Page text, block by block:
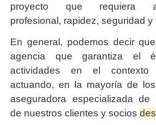
proyecto que requiera
profesional, rapidez, seguridad y
En general, podemos decir que
agencia que garantiza el
actividades en el contexto
actuando, en la mayoría de
aseguradora especializada de
de nuestros clientes y socios